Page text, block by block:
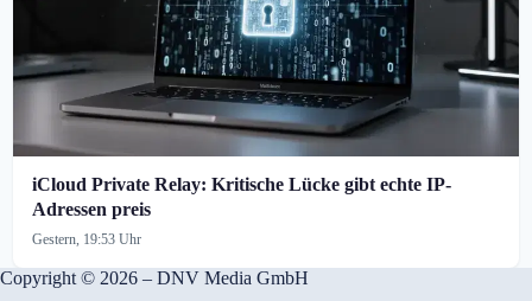
iCloud Private Relay: Kritische Lücke gibt echte IP-
Adressen preis
Gestern, 19:53 Uhr
Copyright © 2026 – DNV Media GmbH